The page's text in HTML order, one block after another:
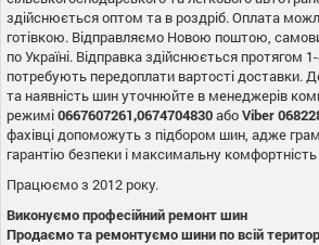
здійснюється оптом та в роздріб. Оплата
готівкою. Відправляємо Новою поштою,
по Україні. Відправка здійснюється протягом
потребують передоплати вартості доставки.
та наявність шин уточнюйте в менеджерів
режимі0667607261,0674704830абоViber
фахівці допоможуть з підбором шин, адже
гарантію безпеки і максимальну
Працюємо з 2012 року.
Виконуємо професійний ремонт шин
Продаємо та ремонтуємо шини по всій